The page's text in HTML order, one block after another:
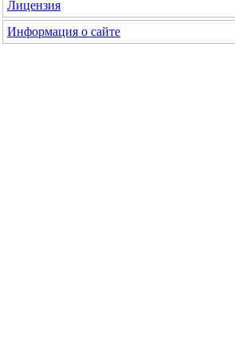
Лицензия
Информация о сайте